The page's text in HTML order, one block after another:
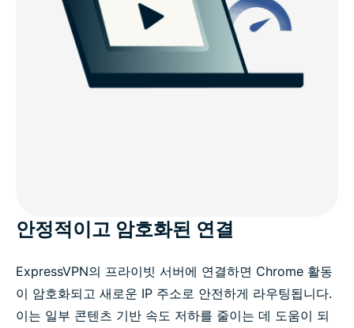
안정적이고 암호화된 연결
ExpressVPN의 프라이빗 서버에 연결하면 Chrome 활동
이 암호화되고 새로운 IP 주소로 안전하게 라우팅됩니다.
이는 일부 콘텐츠 기반 속도 저하를 줄이는 데 도움이 되